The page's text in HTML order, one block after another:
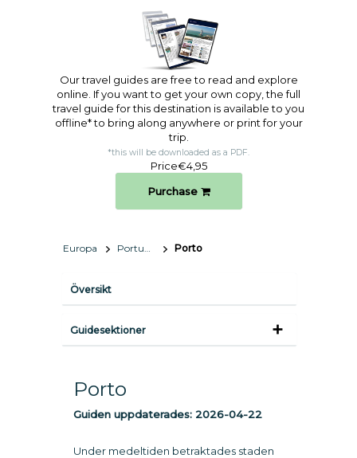
Our travel guides are free to read and explore
online. If you want to get your own copy, the full
travel guide for this destination is available to you
offline* to bring along anywhere or print for your
trip.​
*this will be downloaded as a PDF.
Price€4,95
Purchase
Europa Portugal Porto
Översikt
Guidesektioner
Porto
Guiden uppdaterades: 2026-04-22
Under medeltiden betraktades staden